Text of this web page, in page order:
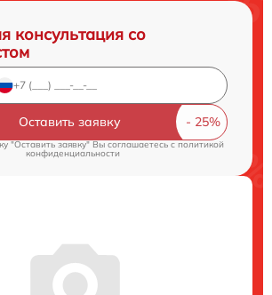
консультация со
Оставить заявку
"Оставить заявку" Вы соглашаетесь cполитикой
конфиденциальности